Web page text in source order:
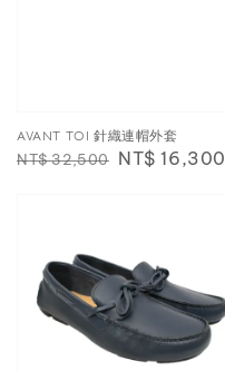
AVANT TOI 針織連帽外套
Regular
NT$ 32,500 Sale
NT$ 16,300